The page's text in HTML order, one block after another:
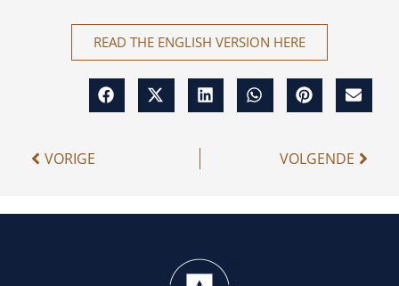
READ THE ENGLISH VERSION HERE
VORIGE VOLGENDE